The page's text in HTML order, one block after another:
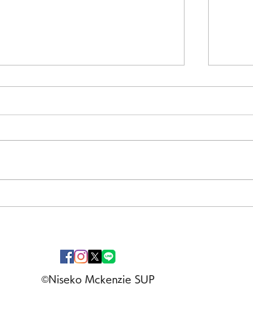
洞爺湖日和が続いてます！！
©Niseko Mckenzie SUP